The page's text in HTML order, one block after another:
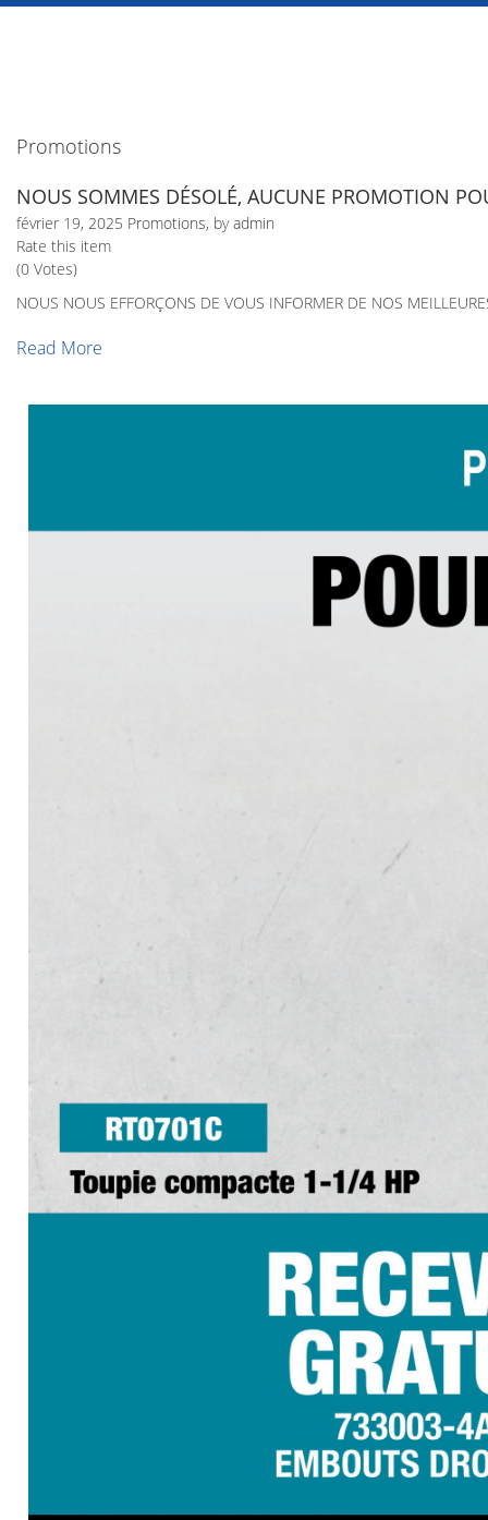
Promotions
NOUS SOMMES DÉSOLÉ, AUCUNE PROMOTION
février 19, 2025 Promotions, byadmin
Rate this item
(0 Votes)
NOUS NOUS EFFORÇONS DE VOUS INFORMER DE NOS
Read More